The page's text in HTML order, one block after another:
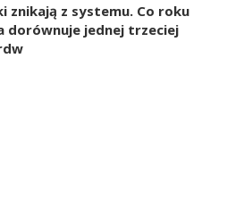
znikają z systemu. Co roku
dorównuje jednej trzeciej